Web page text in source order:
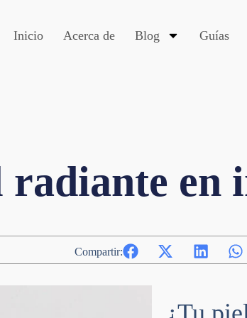
Inicio Acerca de Blog Guías
radiante en
Compartir: